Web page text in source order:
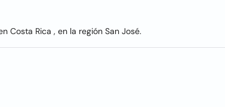
Costa Rica , en la región San José.